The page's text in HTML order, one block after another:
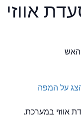
אווזי
האש
על המפה
אווזי במערכת.